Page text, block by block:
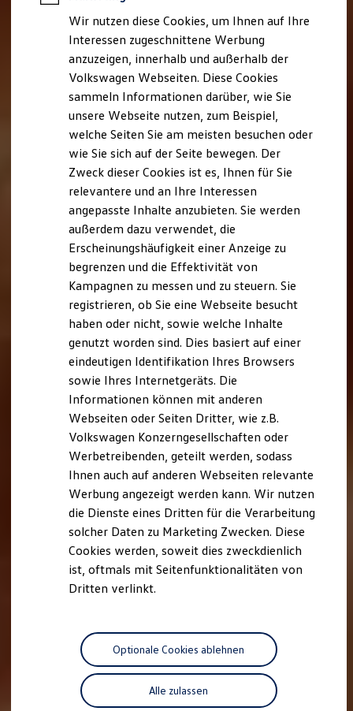
Laden unterwegs
Laden Zuhause
Ladestationen finden
Ladezeitensimulator
Batterie
Sicherheit
Nachhaltigkeit
Technologie
Kosten und Kauf
Kaufoptionen
E-Auto-Förderung
Software und Konnektivität
Die ID. Software 6
ID. Software Versionen und Updates
Digitale Extras
Schnittstellen zu Ihrem ID.
Hybridautos
Marke und Erlebnis
Volkswagen R und R Experience
R-Modelle
R Experience
Driving Experience
Volkswagen entdecken
Werkbesichtigung
Lifestyle Shop
T-Roc Kollektion
Golf Kollektion
ID. Kollektion
Volkswagen Kollektion
R-Kollektion
GTI Kollektion
Fußball Drop
we drive football
#wedriveproud
Besitzer und Service
Software Updates
Service und Ersatzteile
Motorenöl und Flüssigkeiten
Räder und Reifen
Pannen- und Unfallhilfe
Economy Service
Volkswagen Teile
Zubehör
Wir nutzen diese Cookies, um Ihnen auf Ihre
Interessen zugeschnittene Werbung
anzuzeigen, innerhalb und außerhalb der
Volkswagen Webseiten. Diese Cookies
sammeln Informationen darüber, wie Sie
unsere Webseite nutzen, zum Beispiel,
welche Seiten Sie am meisten besuchen oder
wie Sie sich auf der Seite bewegen. Der
Zweck dieser Cookies ist es, Ihnen für Sie
relevantere und an Ihre Interessen
angepasste Inhalte anzubieten. Sie werden
außerdem dazu verwendet, die
Erscheinungshäufigkeit einer Anzeige zu
begrenzen und die Effektivität von
Kampagnen zu messen und zu steuern. Sie
registrieren, ob Sie eine Webseite besucht
haben oder nicht, sowie welche Inhalte
genutzt worden sind. Dies basiert auf einer
eindeutigen Identifikation Ihres Browsers
sowie Ihres Internetgeräts. Die
Informationen können mit anderen
Webseiten oder Seiten Dritter, wie z.B.
Volkswagen Konzerngesellschaften oder
Werbetreibenden, geteilt werden, sodass
Ihnen auch auf anderen Webseiten relevante
Werbung angezeigt werden kann. Wir nutzen
die Dienste eines Dritten für die Verarbeitung
solcher Daten zu Marketing Zwecken. Diese
Cookies werden, soweit dies zweckdienlich
ist, oftmals mit Seitenfunktionalitäten von
Dritten verlinkt.
Alle zulassen
Optionale Cookies ablehnen